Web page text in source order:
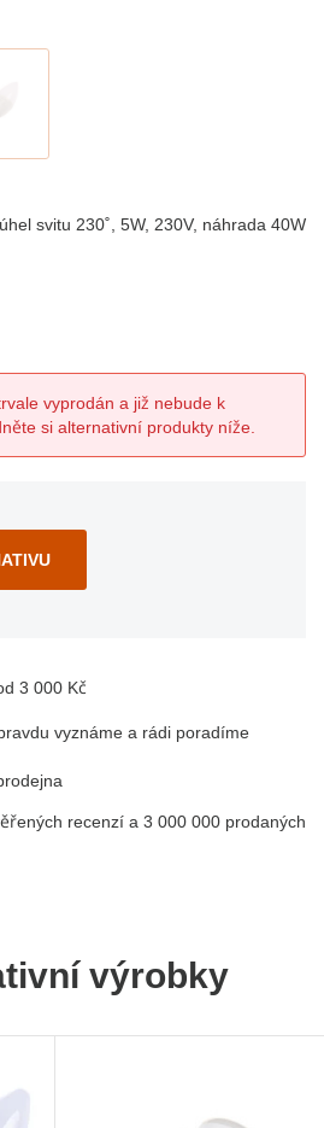
svitu 230˚, 5W, 230V, náhrada 40W
vyprodán a již nebude k
si alternativní produkty níže.
3 000 Kč
vyznáme a rádi poradíme
recenzí a 3 000 000 prodaných
výrobky